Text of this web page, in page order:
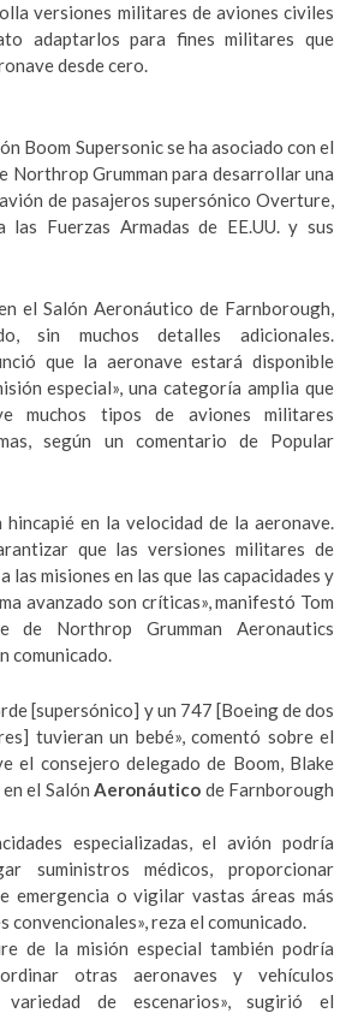
versiones militares de aviones civiles
adaptarlos para fines militares que
desde cero.
Boom Supersonic se ha asociado con el
Northrop Grumman para desarrollar una
de pasajeros supersónico Overture,
las Fuerzas Armadas de EE.UU. y sus
el Salón Aeronáutico de Farnborough,
sin muchos detalles adicionales.
que la aeronave estará disponible
especial», una categoría amplia que
muchos tipos de aviones militares
según un comentario de Popular
hincapié en la velocidad de la aeronave.
que las versiones militares de
las misiones en las que las capacidades y
avanzado son críticas», manifestó Tom
de Northrop Grumman Aeronautics
comunicado.
[supersónico] y un 747 [Boeing de dos
tuvieran un bebé», comentó sobre el
el consejero delegado de Boom, Blake
el Salón Aeronáutico de Farnborough
especializadas, el avión podría
suministros médicos, proporcionar
emergencia o vigilar vastas áreas más
convencionales», reza el comunicado.
de la misión especial también podría
otras aeronaves y vehículos
de escenarios», sugirió el